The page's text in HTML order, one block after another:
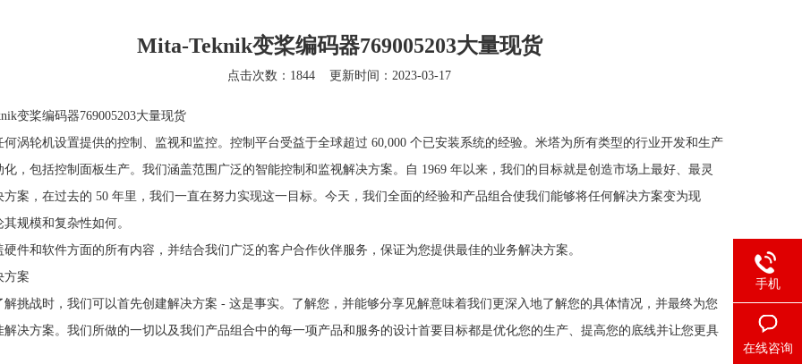
Mita-Teknik变桨编码器769005203大量现货
点击次数：1844 更新时间：2023-03-17
变桨编码器769005203大量现货
何涡轮机设置提供的控制、监视和监控。控制平台受益于全球超过 60,000 个已安装系统的经验。米塔为所有类型的行业开发和生产
化，包括控制面板生产。我们涵盖范围广泛的智能控制和监视解决方案。自 1969 年以来，我们的目标就是创造市场上最好、最灵
方案，在过去的 50 年里，我们一直在努力实现这一目标。今天，我们全面的经验和产品组合使我们能够将任何解决方案变为现
规模和复杂性如何。
硬件和软件方面的所有内容，并结合我们广泛的客户合作伙伴服务，保证为您提供最佳的业务解决方案。
方案
解挑战时，我们可以首先创建解决方案 - 这是事实。了解您，并能够分享见解意味着我们更深入地了解您的具体情况，并最终为您
解决方案。我们所做的一切以及我们产品组合中的每一项产品和服务的设计首要目标都是优化您的生产、提高您的底线并让您更具
手机
在线咨询